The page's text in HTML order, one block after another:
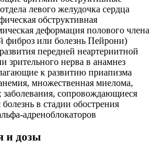
левого желудочка сердца
обструктивная
деформация полового члена
фиброз или болезнь Пейрони)
передней неартериитной
зрительного нерва в анамнез
к развитию приапизма
множественная миелома,
заболевания, сопровождающиеся
в стадии обострения
адреноблокаторов
и дозы